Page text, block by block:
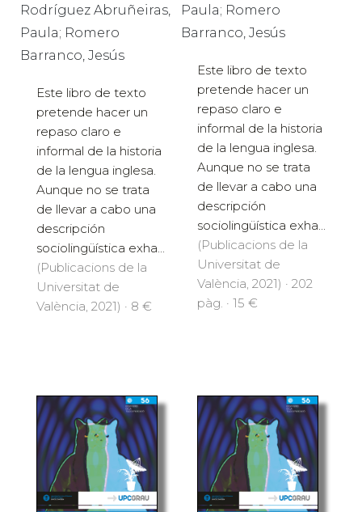
Rodríguez Abruñeiras,
Paula; Romero
Barranco, Jesús
Este libro de texto
pretende hacer un
repaso claro e
informal de la historia
de la lengua inglesa.
Aunque no se trata
de llevar a cabo una
descripción
sociolingüística exha...
(Publicacions de la
Universitat de
València, 2021) · 8 €
Paula; Romero
Barranco, Jesús
Este libro de texto
pretende hacer un
repaso claro e
informal de la historia
de la lengua inglesa.
Aunque no se trata
de llevar a cabo una
descripción
sociolingüística exha...
(Publicacions de la
Universitat de
València, 2021) · 202
pàg. · 15 €